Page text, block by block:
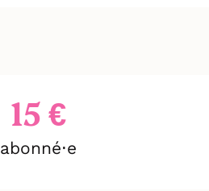
15 €
abonné⋅e